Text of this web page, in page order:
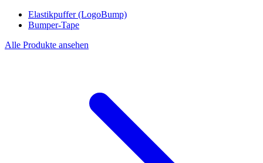
Elastikpuffer (LogoBump)
Bumper-Tape
Alle Produkte ansehen